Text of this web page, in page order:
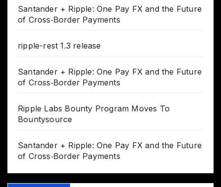
Santander + Ripple: One Pay FX and the Future
of Cross‑Border Payments
ripple-rest 1.3 release
Santander + Ripple: One Pay FX and the Future
of Cross‑Border Payments
Ripple Labs Bounty Program Moves To
Bountysource
Santander + Ripple: One Pay FX and the Future
of Cross‑Border Payments